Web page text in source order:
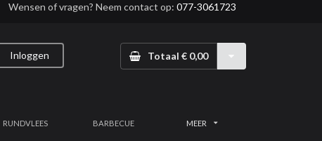
Wensen of vragen? Neem contact op: 077-3061723
Inloggen Totaal € 0,00
RUNDVLEES BARBECUE MEER